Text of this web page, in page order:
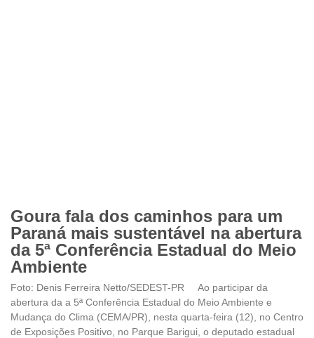
Goura fala dos caminhos para um
Paraná mais sustentável na abertura
da 5ª Conferência Estadual do Meio
Ambiente
Foto: Denis Ferreira Netto/SEDEST-PR Ao participar da
abertura da a 5ª Conferência Estadual do Meio Ambiente e
Mudança do Clima (CEMA/PR), nesta quarta-feira (12), no Centro
de Exposições Positivo, no Parque Barigui, o deputado estadual